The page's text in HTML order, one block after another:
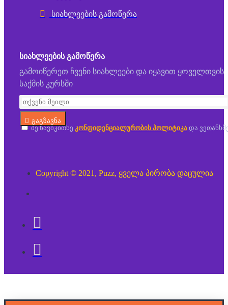
სიახლეების გამოწერა
ᲡᲘᲐᲮᲚᲔᲔᲑᲘᲡ ᲒᲐᲛᲝᲬᲔᲠᲐ
გამოიწერეთ ჩვენი სიახლეები და იყავით ყოველთვის
საქმის კურსში
გაგზავნა
მე წავიკითხე კონფიდენციალურობის პოლიტიკა და
Copyright © 2021, Puzz, ყველა პირობა დაცულია